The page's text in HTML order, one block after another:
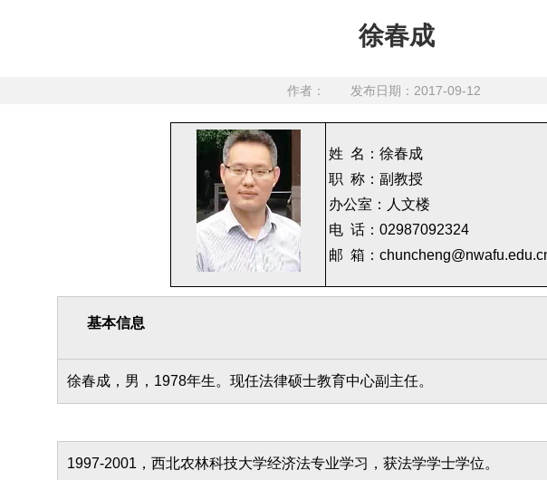
徐春成
作者： 发布日期：2017-09-12
姓 名：徐春成
职 称：副教授
办公室：人文楼
电 话：02987092324
邮 箱：
基本信息
徐春成，男，1978年生。现任法律硕士教育中心副主任。
1997-2001，西北农林科技大学经济法专业学习，获法学学士学位。